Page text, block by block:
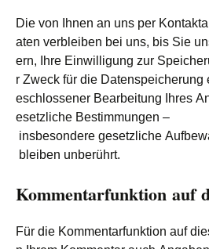
Die von Ihnen an uns per
aten verbleiben bei uns, bis Sie
ern, Ihre Einwilligung zur
r Zweck für die Datenspeicherung
eschlossener Bearbeitung Ihres
esetzliche Bestimmungen –
insbesondere gesetzliche
bleiben unberührt.
Kommentarfunktion auf
Für die Kommentarfunktion auf